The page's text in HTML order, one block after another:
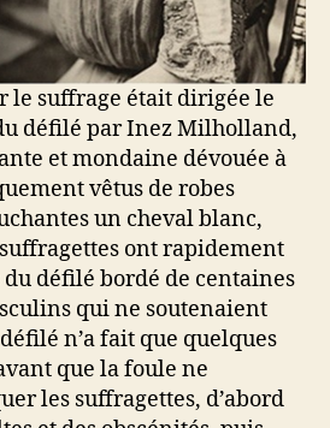
le suffrage était dirigée le
défilé par Inez Milholland,
et mondaine dévouée à
vêtus de robes
un cheval blanc,
ont rapidement
défilé bordé de centaines
qui ne soutenaient
n’a fait que quelques
que la foule ne
les suffragettes, d’abord